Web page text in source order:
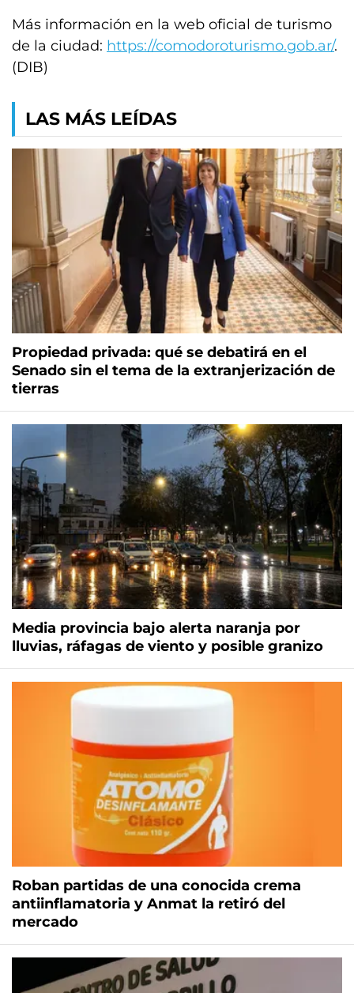
Más información en la web oficial de turismo
de la ciudad: https://comodoroturismo.gob.ar/.
(DIB)
LAS MÁS LEÍDAS
Propiedad privada: qué se debatirá en el
Senado sin el tema de la extranjerización de
tierras
Media provincia bajo alerta naranja por
lluvias, ráfagas de viento y posible granizo
Roban partidas de una conocida crema
antiinflamatoria y Anmat la retiró del
mercado